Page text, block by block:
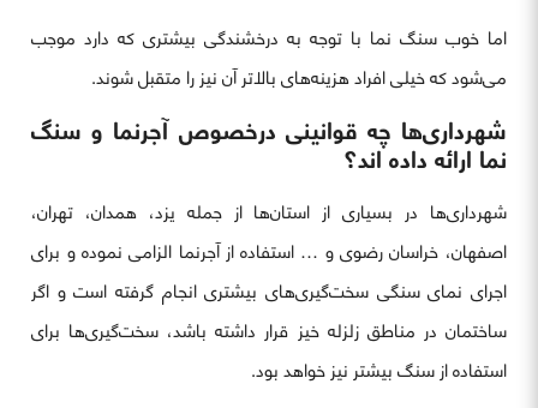
اما خوب سنگ نما با توجه به درخشندگی بیشتری که دارد موجب
می‌شود که خیلی افراد هزینه‌های بالاتر آن نیز را متقبل شوند.
شهرداری‌ها چه قوانینی درخصوص آجرنما و سنگ
نما ارائه داده اند؟
شهرداری‌ها در بسیاری از استان‌ها از جمله یزد، همدان، تهران،
اصفهان، خراسان رضوی و … استفاده از آجرنما الزامی نموده و برای
اجرای نمای سنگی سخت‌گیری‌های بیشتری انجام گرفته است و اگر
ساختمان در مناطق زلزله خیز قرار داشته باشد، سخت‌گیری‌ها برای
استفاده از سنگ بیشتر نیز خواهد بود.